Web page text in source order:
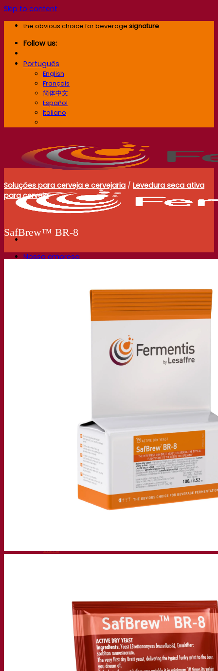
Skip to content
the obvious choice for beverage signature
Follow us:
Português
English
Français
简体中文
Español
Italiano
Nossa empresa
Uma equipe apaixonada
Apoiando a criatividade
Grupo Lesaffre
Levedura Superior da Fermentis
Caracterização do produto
Desenvolvimento de produto
Fabricação sob encomenda
Degustações de bebidas
Soluções de fermentação
Levedura seca ativa para cerveja
Bactérias
Auxiliares de fermentação para cerveja
Produtos funcionais para cerveja
Soluções para Vinificação
Levedura seca ativa para vinho
Sidra
Kvas
Sorghum
Café
Fermentis Academy
Sobre a Academia Fermentis
Gravações de webinars
Soluções para cerveja e cervejaria / Levedura seca ativa
para cerveja
SafBrew™ BR-8